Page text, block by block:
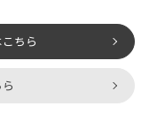
ちら